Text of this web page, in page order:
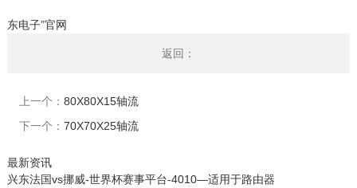
东电子”官网
返回：
上一个： 80X80X15轴流
下一个： 70X70X25轴流
最新资讯
兴东法国vs挪威-世界杯赛事平台-4010—适用于路由器